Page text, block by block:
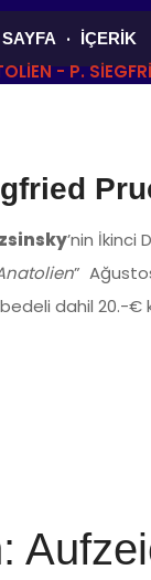
İÇERIK
- P.
’nin İkinci
”
dahil 20.-€